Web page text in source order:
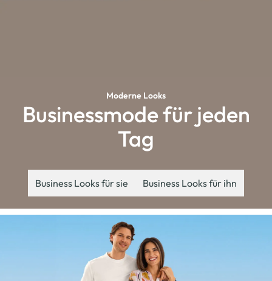
Moderne Looks
Businessmode für jeden
Tag
Business Looks für sie Business Looks für ihn